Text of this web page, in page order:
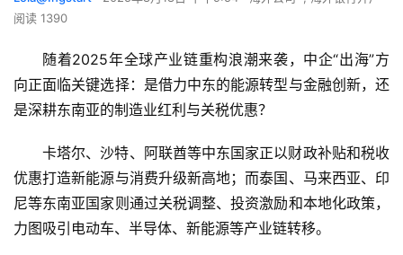
阅读 1390
随着2025年全球产业链重构浪潮来袭，中企“出海”方
向正面临关键选择：是借力中东的能源转型与金融创新，还
是深耕东南亚的制造业红利与关税优惠？
卡塔尔、沙特、阿联酋等中东国家正以财政补贴和税收
优惠打造新能源与消费升级新高地；而泰国、马来西亚、印
尼等东南亚国家则通过关税调整、投资激励和本地化政策，
力图吸引电动车、半导体、新能源等产业链转移。